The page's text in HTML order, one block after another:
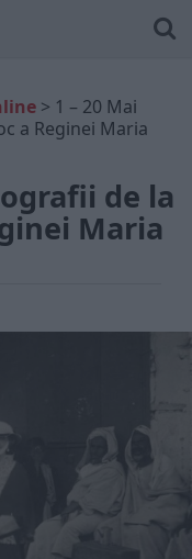
> 1 – 20 Mai
a Reginei Maria
de la
Maria